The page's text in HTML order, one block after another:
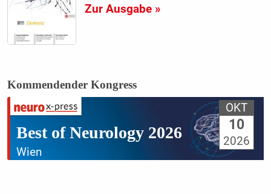
Zur Ausgabe »
Kommendender Kongress
Best of Neurology 2026
Wien
OKT
10
2026